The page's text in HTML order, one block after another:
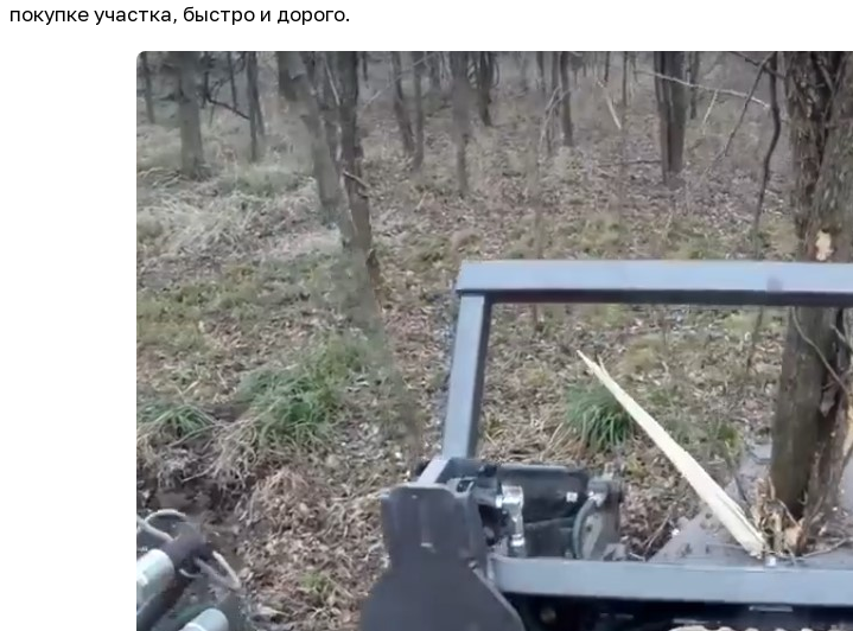
покупке участка, быстро и дорого.